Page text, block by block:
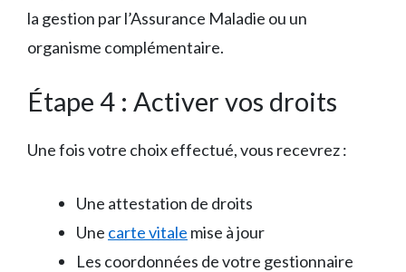
la gestion par l’Assurance Maladie ou un
organisme complémentaire.
Étape 4 : Activer vos droits
Une fois votre choix effectué, vous recevrez :
Une attestation de droits
Une carte vitale mise à jour
Les coordonnées de votre gestionnaire